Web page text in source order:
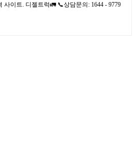
사이트. 디젤트럭🚛 📞상담문의: 1644 - 9779